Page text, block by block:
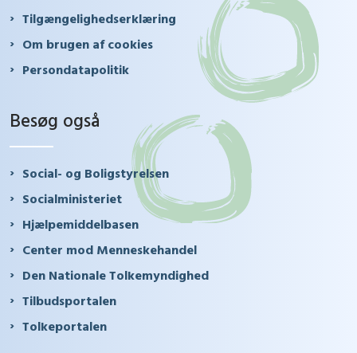
Tilgængelighedserklæring
Om brugen af cookies
Persondatapolitik
Besøg også
Social- og Boligstyrelsen
Socialministeriet
Hjælpemiddelbasen
Center mod Menneskehandel
Den Nationale Tolkemyndighed
Tilbudsportalen
Tolkeportalen